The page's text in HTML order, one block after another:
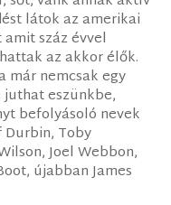
látok az amerikai
száz évvel
az akkor élők.
már nemcsak egy
juthat eszünkbe,
befolyásoló nevek
Durbin, Toby
Joel Webbon,
újabban James